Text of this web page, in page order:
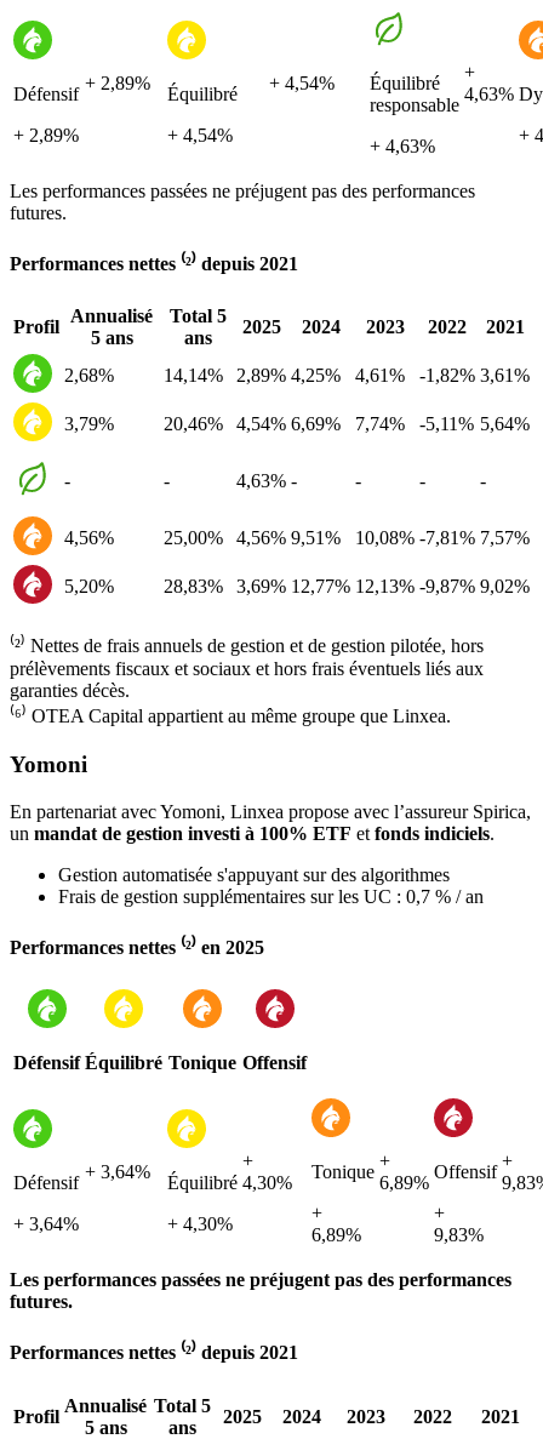
Défensif
+ 2,89%
+ 2,89%
Équilibré
+ 4,54%
+ 4,54%
Équilibré
responsable
+ 4,63%
+
4,63%
+
Les performances passées ne préjugent pas des performances
futures.
Performances nettes ⁽²⁾ depuis 2021
Profil
Annualisé
5 ans
Total 5
ans
2025 2024 2023 2022 2021
2,68% 14,14% 2,89% 4,25% 4,61% -1,82% 3,61%
3,79% 20,46% 4,54% 6,69% 7,74% -5,11% 5,64%
- - 4,63% - - - -
4,56% 25,00% 4,56% 9,51% 10,08% -7,81% 7,57%
5,20% 28,83% 3,69% 12,77% 12,13% -9,87% 9,02%
⁽²⁾ Nettes de frais annuels de gestion et de gestion pilotée, hors
prélèvements fiscaux et sociaux et hors frais éventuels liés aux
garanties décès.
⁽⁶⁾ OTEA Capital appartient au même groupe que Linxea.
Yomoni
En partenariat avec Yomoni, Linxea propose avec l’assureur Spirica,
un mandat de gestion investi à 100% ETF et fonds indiciels.
Gestion automatisée s'appuyant sur des algorithmes
Frais de gestion supplémentaires sur les UC : 0,7 % / an
Performances nettes ⁽²⁾ en 2025
Défensif Équilibré Tonique Offensif
Défensif
+ 3,64%
+ 3,64%
Équilibré
+ 4,30%
+
4,30%
Tonique
+
6,89%
+
6,89%
Offensif
+
9,83%
+
Les performances passées ne préjugent pas des performances
futures.
Performances nettes ⁽²⁾ depuis 2021
Profil
Annualisé
5 ans
Total 5
ans
2025 2024 2023 2022 2021